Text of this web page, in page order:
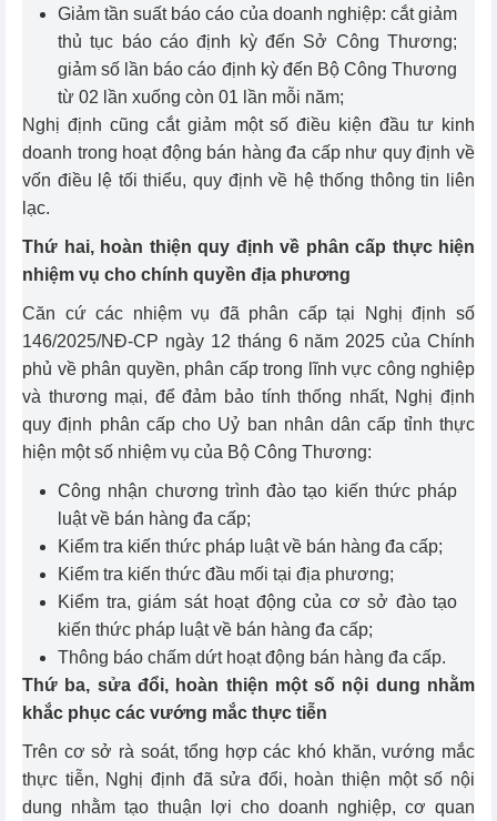
Giảm tần suất báo cáo của doanh nghiệp: cắt giảm
thủ tục báo cáo định kỳ đến Sở Công Thương;
giảm số lần báo cáo định kỳ đến Bộ Công Thương
từ 02 lần xuống còn 01 lần mỗi năm;
Nghị định cũng cắt giảm một số điều kiện đầu tư kinh
doanh trong hoạt động bán hàng đa cấp như quy định về
vốn điều lệ tối thiểu, quy định về hệ thống thông tin liên
lạc.
Thứ hai, hoàn thiện quy định về phân cấp thực hiện
nhiệm vụ cho chính quyền địa phương
Căn cứ các nhiệm vụ đã phân cấp tại Nghị định số
146/2025/NĐ-CP ngày 12 tháng 6 năm 2025 của Chính
phủ về phân quyền, phân cấp trong lĩnh vực công nghiệp
và thương mại, để đảm bảo tính thống nhất, Nghị định
quy định phân cấp cho Uỷ ban nhân dân cấp tỉnh thực
hiện một số nhiệm vụ của Bộ Công Thương:
Công nhận chương trình đào tạo kiến thức pháp
luật về bán hàng đa cấp;
Kiểm tra kiến thức pháp luật về bán hàng đa cấp;
Kiểm tra kiến thức đầu mối tại địa phương;
Kiểm tra, giám sát hoạt động của cơ sở đào tạo
kiến thức pháp luật về bán hàng đa cấp;
Thông báo chấm dứt hoạt động bán hàng đa cấp.
Thứ ba, sửa đổi, hoàn thiện một số nội dung nhằm
khắc phục các vướng mắc thực tiễn
Trên cơ sở rà soát, tổng hợp các khó khăn, vướng mắc
thực tiễn, Nghị định đã sửa đổi, hoàn thiện một số nội
dung nhằm tạo thuận lợi cho doanh nghiệp, cơ quan